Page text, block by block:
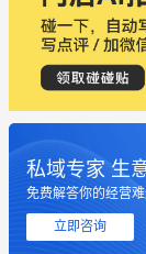
私域专家 生
免费解答你的经营
立即咨询
这个